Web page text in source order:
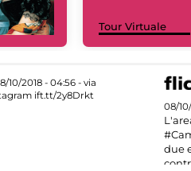
Tour Virtuale
08/
due